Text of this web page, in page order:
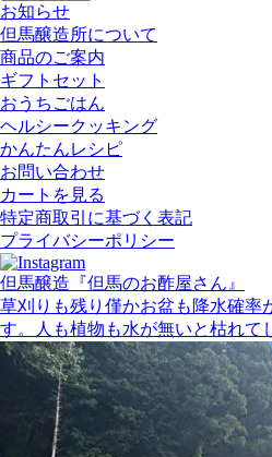
お知らせ
但馬醸造所について
商品のご案内
ギフトセット
おうちごはん
ヘルシークッキング
かんたんレシピ
お問い合わせ
カートを見る
特定商取引に基づく表記
プライバシーポリシー
但馬醸造『但馬のお酢屋さん』
草刈りも残り僅かお盆も降水確率
す。人も植物も水が無いと枯れて